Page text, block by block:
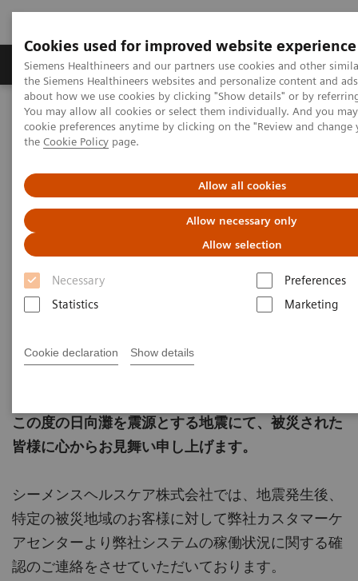
Cookies used for improved website experience
Siemens Healthineers and our partners use cookies and other
the Siemens Healthineers websites and personalize content and
about how we use cookies by clicking "Show details" or by
You may allow all cookies or select them individually. And you
cookie preferences anytime by clicking on the "Review and
the Cookie Policy page.
Allow all cookies
Allow necessary only
Allow selection
Necessary
Preferences
Statistics
Marketing
Cookie declaration Show details
製品＆サービス サポート情報 Insights
ホーム サービス
カスタマーサービスからのお知らせ
日向灘を震源とする地震における被災地域への弊社対応について
日向灘を震源とする地震にお
ける被災地域への弊社対応に
ついて
この度の日向灘を震源とする地震にて、被災された
皆様に心からお見舞い申し上げます。
シーメンスヘルスケア株式会社では、地震発生後、
特定の被災地域のお客様に対して弊社カスタマーケ
アセンターより弊社システムの稼働状況に関する確
認のご連絡をさせていただいております。